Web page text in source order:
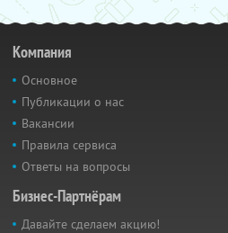
Компания
Основное
Публикации о нас
Вакансии
Правила сервиса
Ответы на вопросы
Бизнес-Партнёрам
Давайте сделаем акцию!